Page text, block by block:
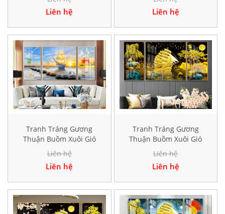
Liên hệ Liên hệ
Tranh Tráng Gương
Thuận Buồm Xuôi Gió
Hiện Đại TK897
Liên hệ
Liên hệ
Tranh Tráng Gương
Thuận Buồm Xuôi Gió
Hiện Đại TK102
Liên hệ
Liên hệ